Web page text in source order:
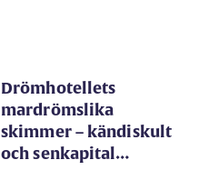
Drömhotellets
mardrömslika
skimmer – kändiskult
och senkapital…